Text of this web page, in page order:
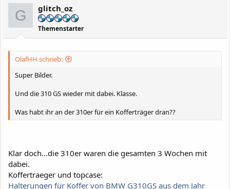
G glitch_oz
Themenstarter
OlafHH schrieb:
Super Bilder.
Und die 310 GS wieder mit dabei. Klasse.
Was habt ihr an der 310er für ein Kofferträger dran??
Klar doch...die 310er waren die gesamten 3 Wochen mit
dabei.
Koffertraeger und topcase:
Halterungen für Koffer von BMW G310GS aus dem Jahr